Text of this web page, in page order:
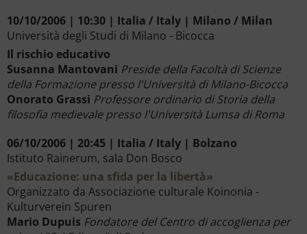
10/10/2006 | 10:30 | Italia / Italy | Milano / Milan
Università degli Studi di Milano - Bicocca
Il rischio educativo
Susanna Mantovani Preside della Facoltà di Scienze
della Formazione presso l'Università di Milano-Bicocca
Onorato Grassi Professore ordinario di Storia della
filosofia medievale presso l'Università Lumsa di Roma
06/10/2006 | 20:45 | Italia / Italy | Bolzano
Istituto Rainerum, sala Don Bosco
«Educazione: una sfida per la libertà»
Organizzato da Associazione culturale Koinonia -
Kulturverein Spuren
Mario Dupuis Fondatore del Centro di accoglienza per